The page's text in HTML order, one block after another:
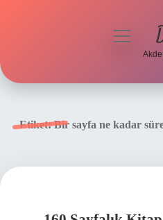
menüyü
Etiket:Bir sayfa ne kadar